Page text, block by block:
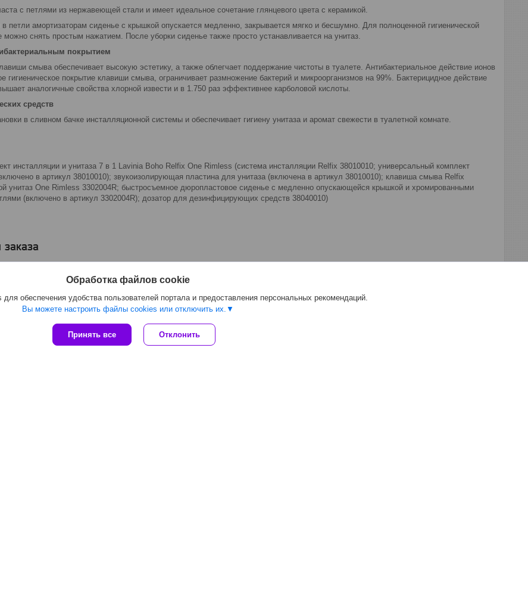
с петлями из нержавеющей стали и имеет идеальное сочетание глянцевого цвета с керамикой.
петли амортизаторам сиденье с крышкой опускается медленно, закрывается мягко и бесшумно. Для полноценной гигиенической
можно снять простым нажатием. После уборки сиденье также просто устанавливается на унитаз.
покрытием
смыва обеспечивает высокую эстетику, а также облегчает поддержание чистоты в туалете. Антибактериальное действие ионов
гигиеническое покрытие клавиши смыва, ограничивает размножение бактерий и микроорганизмов на 99%. Бактерицидное действие
аналогичные свойства хлорной извести и в 1.750 раз эффективнее карболовой кислоты.
средств
в сливном бачке инсталляционной системы и обеспечивает гигиену унитаза и аромат свежести в туалетной комнате.
инсталляции и унитаза 7 в 1 Lavinia Boho Relfix One Rimless (система инсталляции Relfix 38010010; универсальный комплект
в артикул 38010010); звукоизолирующая пластина для унитаза (включена в артикул 38010010); клавиша смыва Relfix
унитаз One Rimless 3302004R; быстросъемное дюропластовое сиденье с медленно опускающейся крышкой и хромированными
(включено в артикул 3302004R); дозатор для дезинфицирующих средств 38040010)
Обработка файлов cookie
обеспечения удобства пользователей портала и предоставления персональных рекомендаций.
Вы можете настроить файлы cookies или отключить их.
Принять все Отклонить